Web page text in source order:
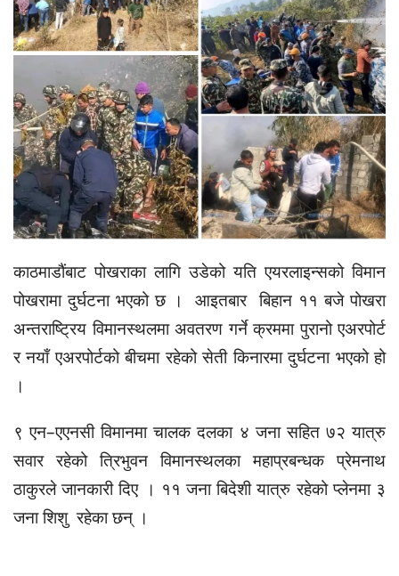
काठमाडौंबाट पोखराका लागि उडेको यति एयरलाइन्सको विमान
पोखरामा दुर्घटना भएको छ । आइतबार बिहान ११ बजे पोखरा
अन्तराष्ट्रिय विमानस्थलमा अवतरण गर्ने क्रममा पुरानो एअरपोर्ट
र नयाँ एअरपोर्टको बीचमा रहेको सेती किनारमा दुर्घटना भएको हो
।
९ एन–एएनसी विमानमा चालक दलका ४ जना सहित ७२ यात्रु
सवार रहेको त्रिभुवन विमानस्थलका महाप्रबन्धक प्रेमनाथ
ठाकुरले जानकारी दिए । ११ जना बिदेशी यात्रु रहेको प्लेनमा ३
जना शिशु रहेका छन् ।